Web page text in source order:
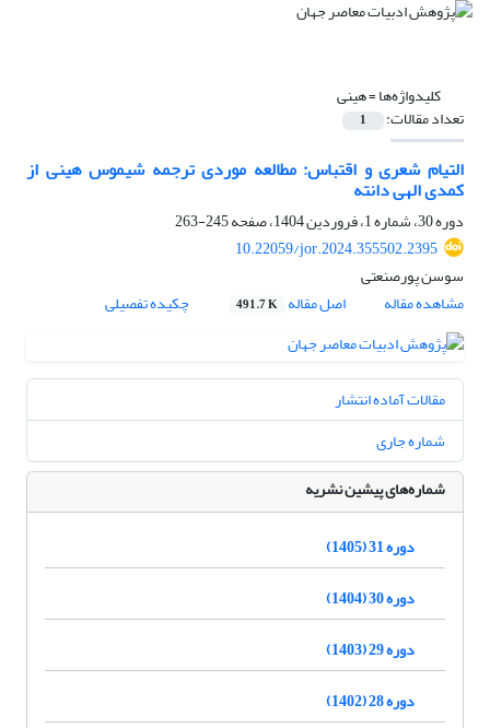
کلیدواژه‌ها =هینی
تعداد مقالات: 1
التیام شعری و اقتباس: مطالعه موردی ترجمه شیموس هینی از
کمدی الهی دانته
دوره 30، شماره 1، فروردین 1404، صفحه
245-263
10.22059/jor.2024.355502.2395
سوسن پورصنعتی
مشاهده مقاله
اصل مقاله 491.7 K چکیده تفصیلی
مقالات آماده انتشار
شماره جاری
شماره‌های پیشین نشریه
دوره 31 (1405)
دوره 30 (1404)
دوره 29 (1403)
دوره 28 (1402)